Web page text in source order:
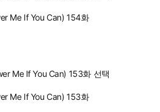
Me If You Can) 154화
Me If You Can) 153화 선택
Me If You Can) 153화